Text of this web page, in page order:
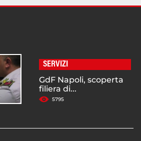
SERVIZI
GdF Napoli, scoperta
filiera di...
5795